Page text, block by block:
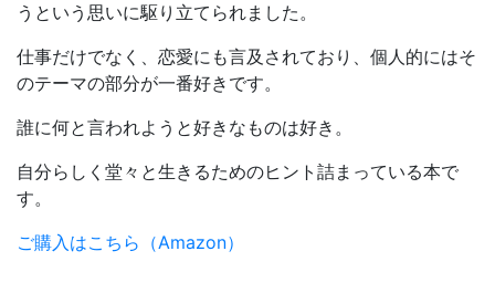
うという思いに駆り立てられました。
仕事だけでなく、恋愛にも言及されており、個人的にはそ
のテーマの部分が一番好きです。
誰に何と言われようと好きなものは好き。
自分らしく堂々と生きるためのヒント詰まっている本で
す。
ご購入はこちら（Amazon）